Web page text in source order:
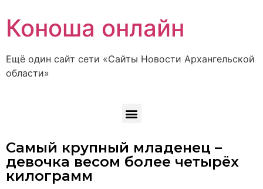
Коноша онлайн
Ещё один сайт сети «Сайты Новости Архангельской
области»
Самый крупный младенец –
девочка весом более четырёх
килограмм